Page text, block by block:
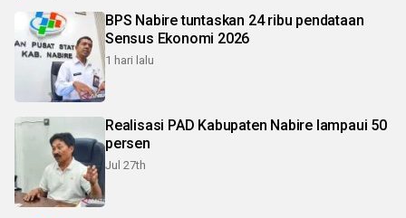
BPS Nabire tuntaskan 24 ribu pendataan
Sensus Ekonomi 2026
1 hari lalu
Realisasi PAD Kabupaten Nabire lampaui 50
persen
Jul 27th